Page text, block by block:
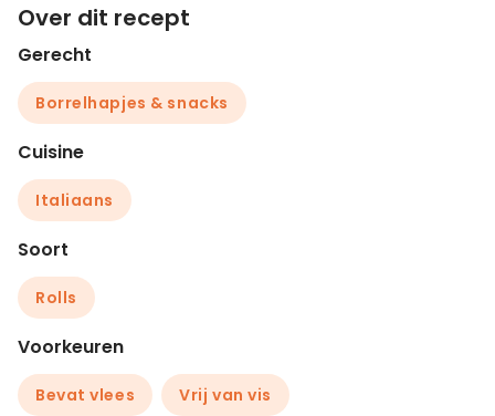
Over dit recept
Gerecht
Borrelhapjes & snacks
Cuisine
Italiaans
Soort
Rolls
Voorkeuren
Bevat vlees Vrij van vis